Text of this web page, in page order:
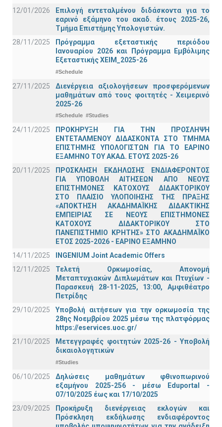
12/01/2026
Επιλογή εντεταλμένου διδάσκοντα για το
εαρινό εξάμηνο του ακαδ. έτους 2025-26,
Τμήμα Επιστήμης Υπολογιστών.
28/11/2025
Πρόγραμμα εξεταστικής περιόδου
Ιανουαρίου 2026 και Πρόγραμμα Εμβόλιμης
Εξεταστικής ΧΕΙΜ_2025-26
#Schedule
27/11/2025
Διενέργεια αξιολογήσεων προσφερόμενων
μαθημάτων από τους φοιτητές - Χειμερινό
2025-26
#Schedule #Studies
24/11/2025
ΠΡΟΚΗΡΥΞΗ ΓΙΑ ΤΗΝ ΠΡΟΣΛΗΨΗ
ΕΝΤΕΤΑΛΜΕΝΟΥ ΔΙΔΑΣΚΟΝΤΑ ΣΤΟ ΤΜΗΜΑ
ΕΠΙΣΤΗΜΗΣ ΥΠΟΛΟΓΙΣΤΩΝ ΓΙΑ ΤΟ ΕΑΡΙΝΟ
ΕΞΑΜΗΝΟ ΤΟΥ ΑΚΑΔ. ΕΤΟΥΣ 2025-26
20/11/2025
ΠΡΟΣΚΛΗΣΗ ΕΚΔΗΛΩΣΗΣ ΕΝΔΙΑΦΕΡΟΝΤΟΣ
ΓΙΑ ΥΠΟΒΟΛΗ ΑΙΤΗΣΕΩΝ ΑΠΟ ΝΕΟΥΣ
ΕΠΙΣΤΗΜΟΝΕΣ ΚΑΤΟΧΟΥΣ ΔΙΔΑΚΤΟΡΙΚΟΥ
ΣΤΟ ΠΛΑΙΣΙΟ ΥΛΟΠΟΙΗΣΗΣ ΤΗΣ ΠΡΑΞΗΣ
«ΑΠΟΚΤΗΣΗ ΑΚΑΔΗΜΑΪΚΗΣ ΔΙΔΑΚΤΙΚΗΣ
ΕΜΠΕΙΡΙΑΣ ΣΕ ΝΕΟΥΣ ΕΠΙΣΤΗΜΟΝΕΣ
ΚΑΤΟΧΟΥΣ ΔΙΔΑΚΤΟΡΙΚΟΥ ΣΤΟ
ΠΑΝΕΠΙΣΤΗΜΙΟ ΚΡΗΤΗΣ» ΣΤΟ ΑΚΑΔΗΜΑΪΚΟ
ΕΤΟΣ 2025-2026 - ΕΑΡΙΝΟ ΕΞΑΜΗΝΟ
14/11/2025
INGENIUM Joint Academic Offers
12/11/2025
Τελετή Ορκωμοσίας, Απονομή
Μεταπτυχιακών Διπλωμάτων και Πτυχίων -
Παρασκευή 28-11-2025, 13:00, Αμφιθέατρο
Πετρίδης
29/10/2025
Υποβολή αιτήσεων για την ορκωμοσία της
28ης Νοεμβρίου 2025 μέσω της πλατφόρμας
https://eservices.uoc.gr/
21/10/2025
Μετεγγραφές φοιτητών 2025-26 - Υποβολή
δικαιολογητικών
#Studies
06/10/2025
Δηλώσεις μαθημάτων φθινοπωρινού
εξαμήνου 2025-256 - μέσω Εduportal -
07/10/2025 έως και 17/10/2025
23/09/2025
Προκήρυξη διενέργειας εκλογών και
Πρόσκληση εκδήλωσης ενδιαφέροντος